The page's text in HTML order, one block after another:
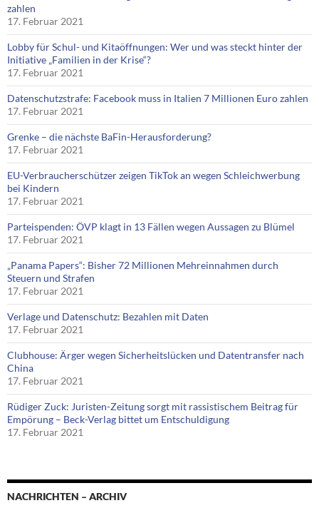
zahlen
17. Februar 2021
Lobby für Schul- und Kitaöffnungen: Wer und was steckt hinter der
Initiative „Familien in der Krise“?
17. Februar 2021
Datenschutzstrafe: Facebook muss in Italien 7 Millionen Euro zahlen
17. Februar 2021
Grenke – die nächste BaFin-Herausforderung?
17. Februar 2021
EU-Verbraucherschützer zeigen TikTok an wegen Schleichwerbung
bei Kindern
17. Februar 2021
Parteispenden: ÖVP klagt in 13 Fällen wegen Aussagen zu Blümel
17. Februar 2021
„Panama Papers“: Bisher 72 Millionen Mehreinnahmen durch
Steuern und Strafen
17. Februar 2021
Verlage und Datenschutz: Bezahlen mit Daten
17. Februar 2021
Clubhouse: Ärger wegen Sicherheitslücken und Datentransfer nach
China
17. Februar 2021
Rüdiger Zuck: Juristen-Zeitung sorgt mit rassistischem Beitrag für
Empörung – Beck-Verlag bittet um Entschuldigung
17. Februar 2021
NACHRICHTEN – ARCHIV